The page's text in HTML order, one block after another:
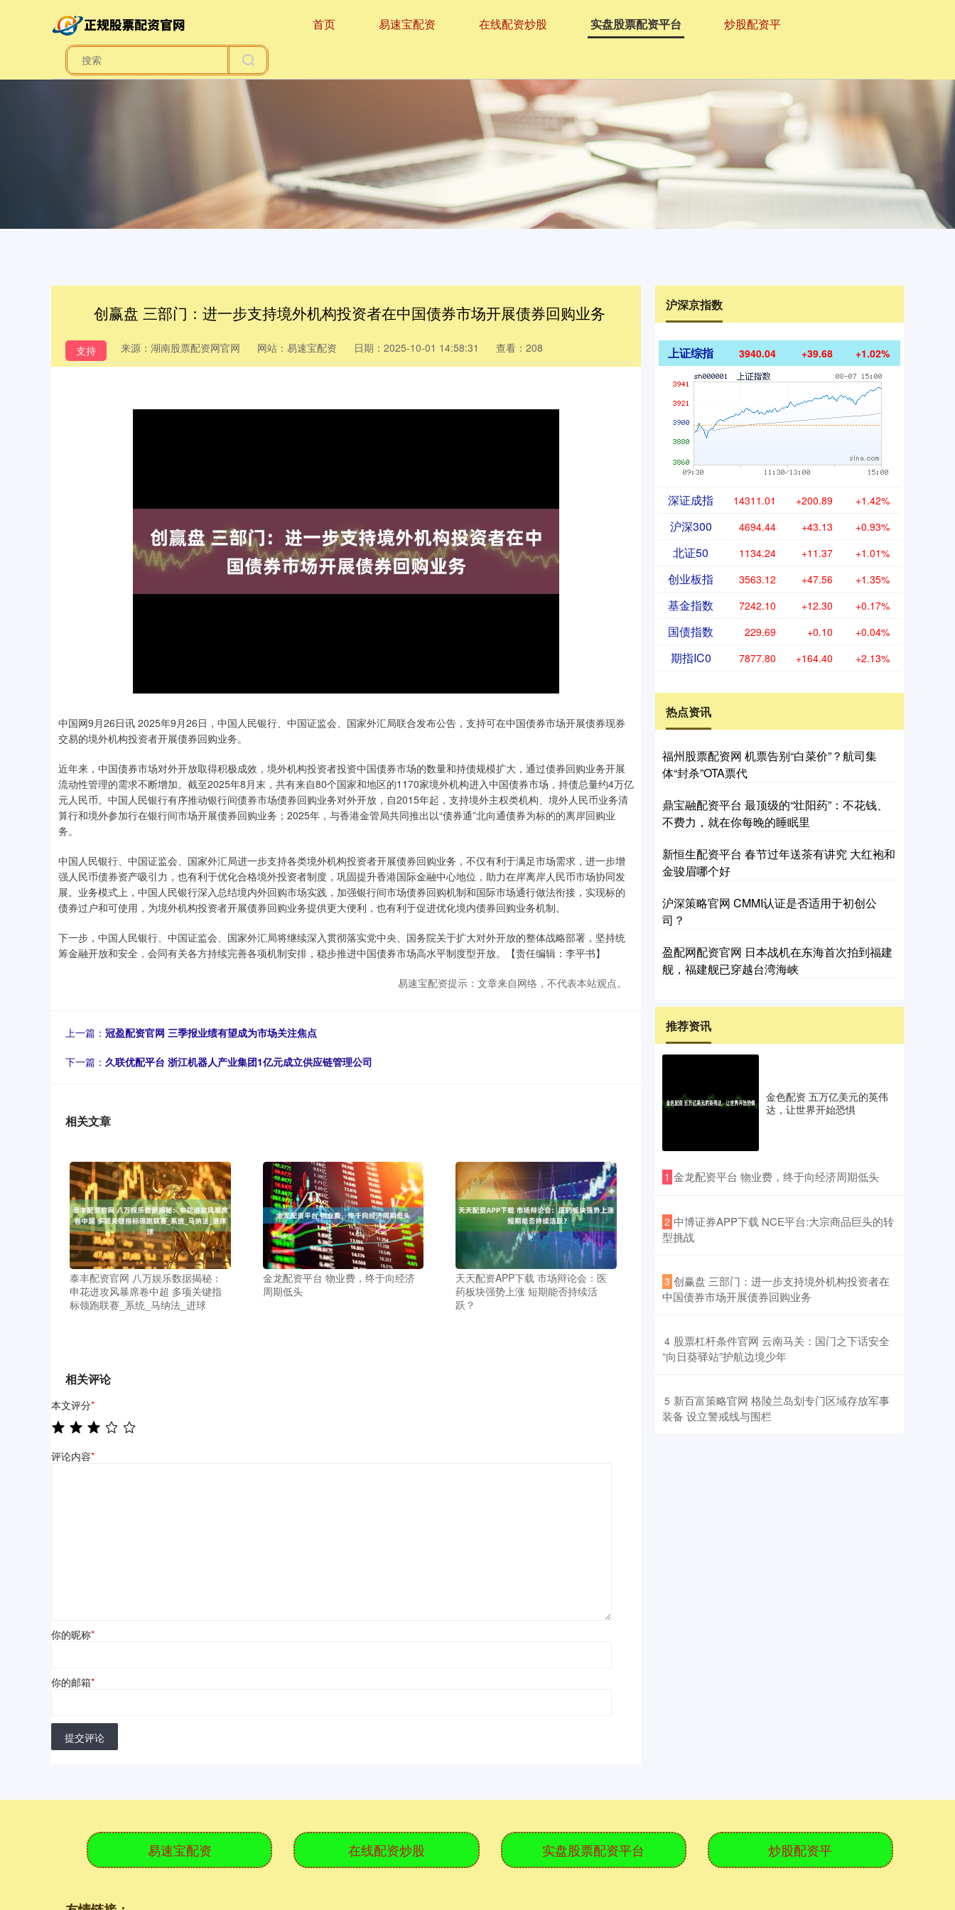
首页 易速宝配资 在线配资炒股 实盘股票配资平台 炒股配资平
创赢盘 三部门：进一步支持境外机构投资者在中国债券市场开展债券回购业务
支持 来源：湖南股票配资网官网 网站：易速宝配资 日期：2025-10-01 14:58:31 查看：208
中国网9月26日讯 2025年9月26日，中国人民银行、中国证监会、国家外汇局联合发布公告，支持可在中国债券市场开展债券现券
交易的境外机构投资者开展债券回购业务。
近年来，中国债券市场对外开放取得积极成效，境外机构投资者投资中国债券市场的数量和持债规模扩大，通过债券回购业务开展
流动性管理的需求不断增加。截至2025年8月末，共有来自80个国家和地区的1170家境外机构进入中国债券市场，持债总量约4万亿
元人民币。中国人民银行有序推动银行间债券市场债券回购业务对外开放，自2015年起，支持境外主权类机构、境外人民币业务清
算行和境外参加行在银行间市场开展债券回购业务；2025年，与香港金管局共同推出以“债券通”北向通债券为标的的离岸回购业
务。
中国人民银行、中国证监会、国家外汇局进一步支持各类境外机构投资者开展债券回购业务，不仅有利于满足市场需求，进一步增
强人民币债券资产吸引力，也有利于优化合格境外投资者制度，巩固提升香港国际金融中心地位，助力在岸离岸人民币市场协同发
展。业务模式上，中国人民银行深入总结境内外回购市场实践，加强银行间市场债券回购机制和国际市场通行做法衔接，实现标的
债券过户和可使用，为境外机构投资者开展债券回购业务提供更大便利，也有利于促进优化境内债券回购业务机制。
下一步，中国人民银行、中国证监会、国家外汇局将继续深入贯彻落实党中央、国务院关于扩大对外开放的整体战略部署，坚持统
筹金融开放和安全，会同有关各方持续完善各项机制安排，稳步推进中国债券市场高水平制度型开放。【责任编辑：李平书】
易速宝配资提示：文章来自网络，不代表本站观点。
上一篇： 冠盈配资官网 三季报业绩有望成为市场关注焦点
下一篇： 久联优配平台 浙江机器人产业集团1亿元成立供应链管理公司
相关文章
泰丰配资官网 八万娱乐数据揭秘：
申花进攻风暴席卷中超 多项关键指
标领跑联赛_系统_马纳法_进球
金龙配资平台 物业费，终于向经济
周期低头
天天配资APP下载 市场辩论会：医
药板块强势上涨 短期能否持续活
跃？
相关评论
本文评分*
评论内容*
你的昵称*
你的邮箱*
提交评论
沪深京指数
上证综指 3940.04 +39.68 +1.02%
深证成指 14311.01 +200.89 +1.42%
沪深300 4694.44 +43.13 +0.93%
北证50 1134.24 +11.37 +1.01%
创业板指 3563.12 +47.56 +1.35%
基金指数 7242.10 +12.30 +0.17%
国债指数 229.69 +0.10 +0.04%
期指IC0 7877.80 +164.40 +2.13%
热点资讯
福州股票配资网 机票告别“白菜价”？航司集
体“封杀”OTA票代
鼎宝融配资平台 最顶级的“壮阳药”：不花钱、
不费力，就在你每晚的睡眠里
新恒生配资平台 春节过年送茶有讲究 大红袍和
金骏眉哪个好
沪深策略官网 CMMI认证是否适用于初创公
司？
盈配网配资官网 日本战机在东海首次拍到福建
舰，福建舰已穿越台湾海峡
推荐资讯
金色配资 五万亿美元的英伟
达，让世界开始恐惧
1 ​金龙配资平台 物业费，终于向经济周期低头
2 ​中博证券APP下载 NCE平台:大宗商品巨头的转
型挑战
3 ​创赢盘 三部门：进一步支持境外机构投资者在
中国债券市场开展债券回购业务
4 ​股票杠杆条件官网 云南马关：国门之下话安全
“向日葵驿站”护航边境少年
5 ​新百富策略官网 格陵兰岛划专门区域存放军事
装备 设立警戒线与围栏
易速宝配资 在线配资炒股 实盘股票配资平台 炒股配资平